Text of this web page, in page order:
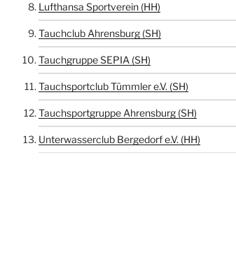
Lufthansa Sportverein (HH)
Tauchclub Ahrensburg (SH)
Tauchgruppe SEPIA (SH)
Tauchsportclub Tümmler e.V. (SH)
Tauchsportgruppe Ahrensburg (SH)
Unterwasserclub Bergedorf e.V. (HH)